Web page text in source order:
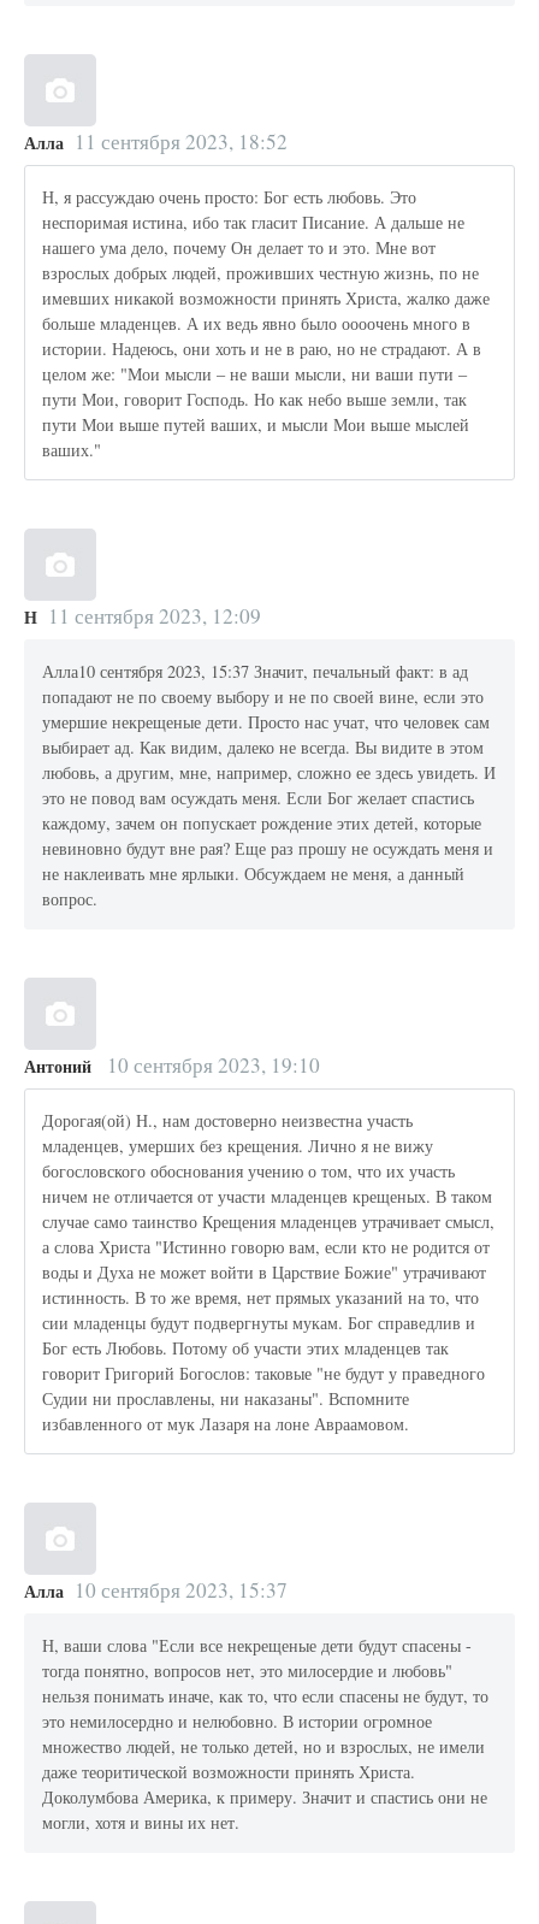
Алла 11 сентября 2023, 18:52
Н, я рассуждаю очень просто: Бог есть любовь. Это
неспоримая истина, ибо так гласит Писание. А дальше не
нашего ума дело, почему Он делает то и это. Мне вот
взрослых добрых людей, проживших честную жизнь, по не
имевших никакой возможности принять Христа, жалко даже
больше младенцев. А их ведь явно было оооочень много в
истории. Надеюсь, они хоть и не в раю, но не страдают. А в
целом же: "Мои мысли – не ваши мысли, ни ваши пути –
пути Мои, говорит Господь. Но как небо выше земли, так
пути Мои выше путей ваших, и мысли Мои выше мыслей
ваших."
Н 11 сентября 2023, 12:09
Алла10 сентября 2023, 15:37 Значит, печальный факт: в ад
попадают не по своему выбору и не по своей вине, если это
умершие некрещеные дети. Просто нас учат, что человек сам
выбирает ад. Как видим, далеко не всегда. Вы видите в этом
любовь, а другим, мне, например, сложно ее здесь увидеть. И
это не повод вам осуждать меня. Если Бог желает спастись
каждому, зачем он попускает рождение этих детей, которые
невиновно будут вне рая? Еще раз прошу не осуждать меня и
не наклеивать мне ярлыки. Обсуждаем не меня, а данный
вопрос.
Антоний 10 сентября 2023, 19:10
Дорогая(ой) Н., нам достоверно неизвестна участь
младенцев, умерших без крещения. Лично я не вижу
богословского обоснования учению о том, что их участь
ничем не отличается от участи младенцев крещеных. В таком
случае само таинство Крещения младенцев утрачивает смысл,
а слова Христа "Истинно говорю вам, если кто не родится от
воды и Духа не может войти в Царствие Божие" утрачивают
истинность. В то же время, нет прямых указаний на то, что
сии младенцы будут подвергнуты мукам. Бог справедлив и
Бог есть Любовь. Потому об участи этих младенцев так
говорит Григорий Богослов: таковые "не будут у праведного
Судии ни прославлены, ни наказаны". Вспомните
избавленного от мук Лазаря на лоне Авраамовом.
Алла 10 сентября 2023, 15:37
Н, ваши слова "Если все некрещеные дети будут спасены -
тогда понятно, вопросов нет, это милосердие и любовь"
нельзя понимать иначе, как то, что если спасены не будут, то
это немилосердно и нелюбовно. В истории огромное
множество людей, не только детей, но и взрослых, не имели
даже теоритической возможности принять Христа.
Доколумбова Америка, к примеру. Значит и спастись они не
могли, хотя и вины их нет.